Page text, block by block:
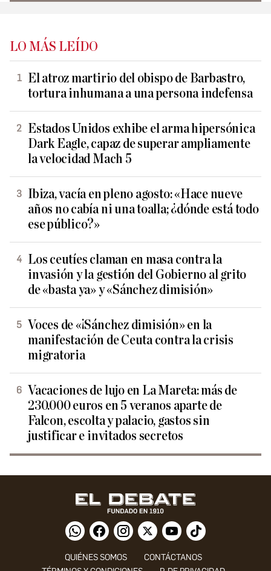
LO MÁS LEÍDO
El atroz martirio del obispo de Barbastro,
tortura inhumana a una persona indefensa
Estados Unidos exhibe el arma hipersónica
Dark Eagle, capaz de superar ampliamente
la velocidad Mach 5
Ibiza, vacía en pleno agosto: «Hace nueve
años no cabía ni una toalla; ¿dónde está todo
ese público?»
Los ceutíes claman en masa contra la
invasión y la gestión del Gobierno al grito
de «basta ya» y «Sánchez dimisión»
Voces de «¡Sánchez dimisión» en la
manifestación de Ceuta contra la crisis
migratoria
Vacaciones de lujo en La Mareta: más de
230.000 euros en 5 veranos aparte de
Falcon, escolta y palacio, gastos sin
justificar e invitados secretos
QUIÉNES SOMOS
CONTÁCTANOS